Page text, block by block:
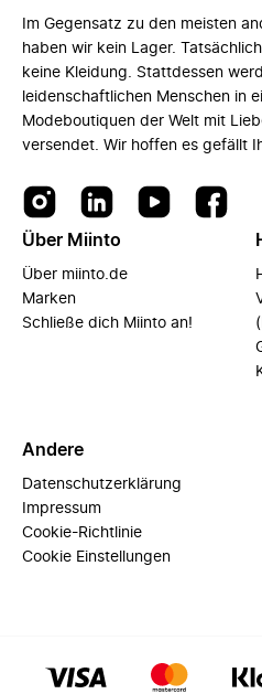
Im Gegensatz zu den meisten
haben wir kein Lager.
keine Kleidung. Stattdessen
leidenschaftlichen Menschen in
Modeboutiquen der Welt mit
versendet. Wir hoffen es gefällt
Über Miinto
Über miinto.de
Marken
Schließe dich Miinto an!
Andere
Datenschutzerklärung
Impressum
Cookie-Richtlinie
Cookie Einstellungen